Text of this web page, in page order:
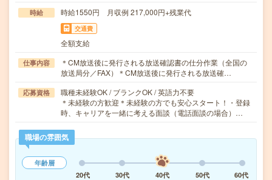
時給 時給1550円 月収例 217,000円+残業代
交通費
全額支給
仕事内容
＊CM放送後に発行される放送確認書の仕分作業（全国の
放送局分／FAX）＊CM放送後に発行される放送確…
応募資格
職種未経験OK / ブランクOK / 英語力不要
＊未経験の方歓迎＊未経験の方でも安心スタート！・登録
時、キャリアを一緒に考える面談（電話面談の場合）…
職場の雰囲気
年齢層
20代
30代 40代 50代
60代